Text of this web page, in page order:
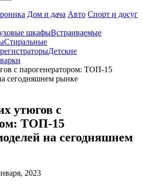
Дом и дача Авто Спорт и досуг
шкафыВстраиваемые
Стиральные
Детские
утюгов с
ТОП-15
на сегодняшнем
2023